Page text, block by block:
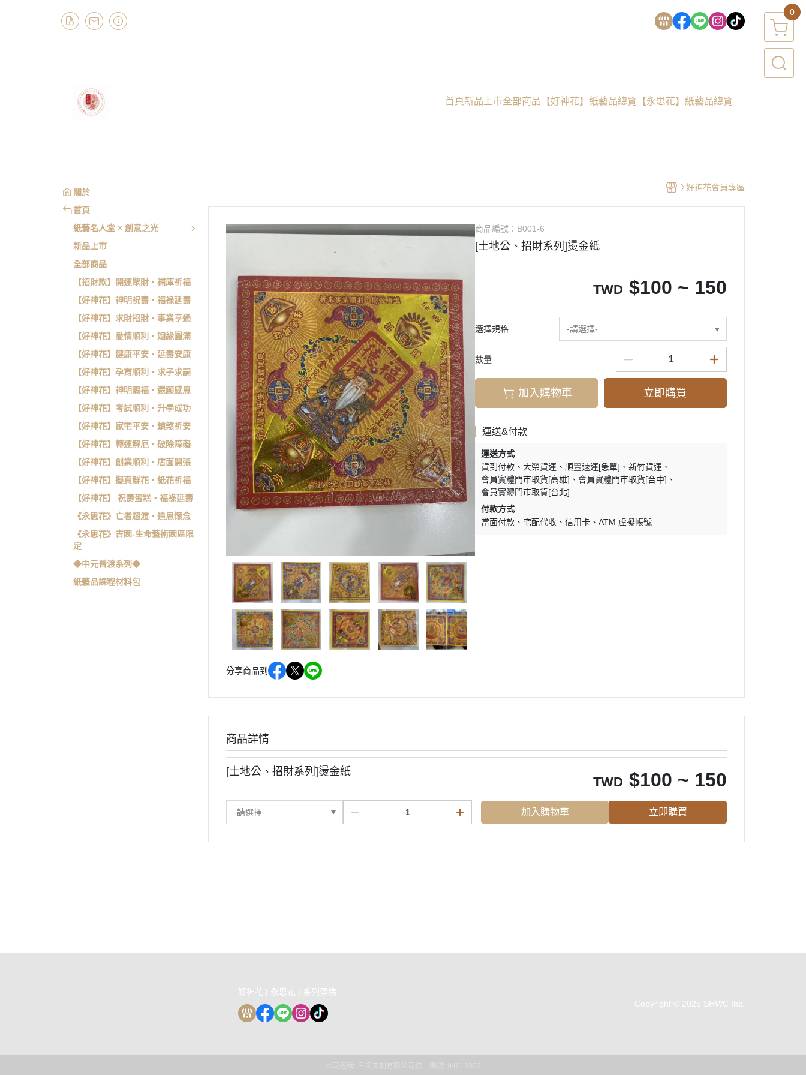
0
首頁新品上市全部商品 【好神花】紙藝品總覽 【永思花】紙藝品總覽
關於
首頁
紙藝名人堂 × 創意之光
新品上市
全部商品
【招財款】開運聚財・補庫祈福
【好神花】神明祝壽・福祿延壽
【好神花】求財招財・事業亨通
【好神花】愛情順利・姻緣圓滿
【好神花】健康平安・延壽安康
【好神花】孕育順利・求子求嗣
【好神花】神明賜福・還願感恩
【好神花】考試順利・升學成功
【好神花】家宅平安・鎮煞祈安
【好神花】轉運解厄・破除障礙
【好神花】創業順利・店面開張
【好神花】擬真鮮花・紙花祈福
【好神花】 祝壽蛋糕・福祿延壽
《永思花》亡者超渡・追思懷念
《永思花》吉園-生命藝術園區限
定
◆中元普渡系列◆
紙藝品課程材料包
好神花會員專區
分享商品到
商品編號： B001-6
[土地公、招財系列]燙金紙
TWD $100 ~ 150
選擇規格 -請選擇-
數量
加入購物車 立即購買
運送&付款
運送方式
貨到付款
大榮貨運 順豐速運[急單]
新竹貨運
會員實體門市取貨[高雄]
會員實體門市取貨[台中]
會員實體門市取貨[台北]
付款方式
當面付款
宅配代收 信用卡 ATM 虛擬帳號
商品詳情
[土地公、招財系列]燙金紙
TWD $100 ~ 150
-請選擇- 加入購物車 立即購買
好神花 | 永思花 | 系列蛋糕
Copyright © 2025 SHWC Inc.